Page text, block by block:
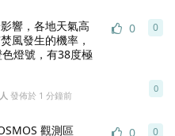
響，各地天氣高
風發生的機率，
燈號，有38度極
0
發佈於 1 分鐘前
0
0
觀測區
0 0